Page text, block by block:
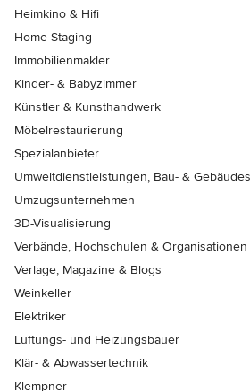
Heimkino & Hifi
Home Staging
Immobilienmakler
Kinder- & Babyzimmer
Künstler & Kunsthandwerk
Möbelrestaurierung
Spezialanbieter
Umweltdienstleistungen, Bau- &
Umzugsunternehmen
3D-Visualisierung
Verbände, Hochschulen & Organisationen
Verlage, Magazine & Blogs
Weinkeller
Elektriker
Lüftungs- und Heizungsbauer
Klär- & Abwassertechnik
Klempner